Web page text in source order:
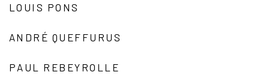
LOUIS PONS
ANDRÉ QUEFFURUS
PAUL REBEYROLLE